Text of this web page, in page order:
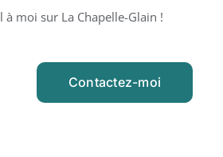
à moi sur La Chapelle-Glain !
Contactez-moi